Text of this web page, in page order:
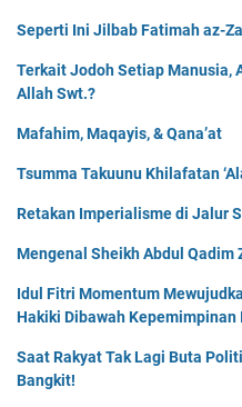
Seperti Ini Jilbab Fatimah az-
Terkait Jodoh Setiap Manusia,
Allah Swt.?
Mafahim, Maqayis, & Qana’at
Tsumma Takuunu Khilafatan
Retakan Imperialisme di Jalur
Mengenal Sheikh Abdul Qadim
Idul Fitri Momentum
Hakiki Dibawah Kepemimpinan
Saat Rakyat Tak Lagi Buta
Bangkit!